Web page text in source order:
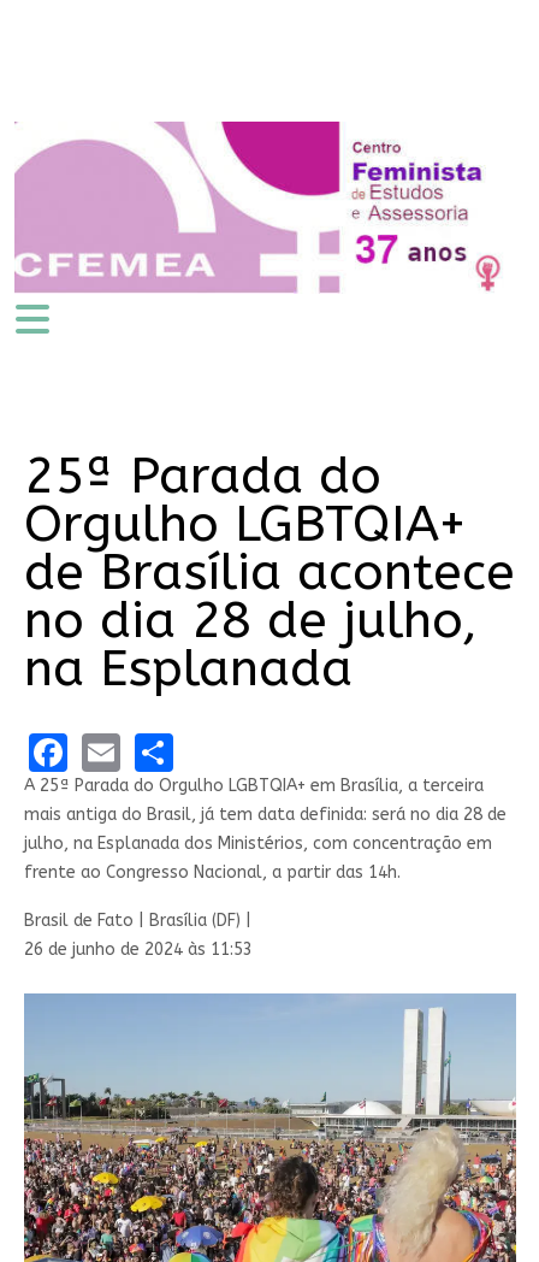
25ª Parada do
Orgulho LGBTQIA+
de Brasília acontece
no dia 28 de julho,
na Esplanada
Facebook
EmailShare
A 25ª Parada do Orgulho LGBTQIA+ em Brasília, a terceira
mais antiga do Brasil, já tem data definida: será no dia 28 de
julho, na Esplanada dos Ministérios, com concentração em
frente ao Congresso Nacional, a partir das 14h.
Brasil de Fato | Brasília (DF) |
26 de junho de 2024 às 11:53